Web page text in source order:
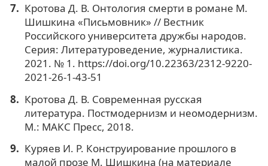
Кротова Д. В. Онтология смерти в романе М.
Шишкина «Письмовник» // Вестник
Российского университета дружбы народов.
Серия: Литературоведение, журналистика.
2021. № 1. https://doi.org/10.22363/2312-9220-
2021-26-1-43-51
Кротова Д. В. Современная русская
литература. Постмодернизм и неомодернизм.
М.: МАКС Пресс, 2018.
Куряев И. Р. Конструирование прошлого в
малой прозе М. Шишкина (на материале